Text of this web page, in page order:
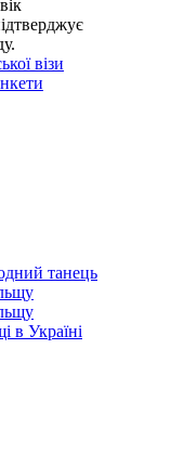
візи
танець
в Україні